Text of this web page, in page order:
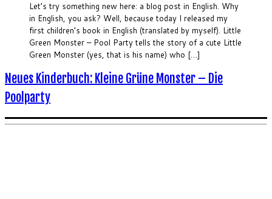
Let’s try something new here: a blog post in English. Why
in English, you ask? Well, because today I released my
first children’s book in English (translated by myself). Little
Green Monster – Pool Party tells the story of a cute Little
Green Monster (yes, that is his name) who […]
Neues Kinderbuch: Kleine Grüne Monster – Die
Poolparty